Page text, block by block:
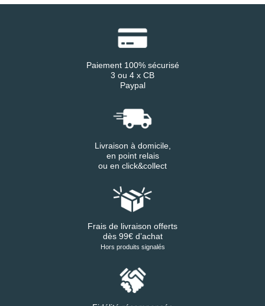
Paiement 100% sécurisé
3 ou 4 x CB
Paypal
Livraison à domicile,
en point relais
ou en click&collect
Frais de livraison offerts
dès 99€ d’achat
Hors produits signalés